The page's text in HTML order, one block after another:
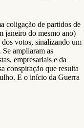
coligação de partidos de
janeiro do mesmo ano)
votos, sinalizando um
ampliaram as
empresariais e da
conspiração que resulta
E o início da Guerra